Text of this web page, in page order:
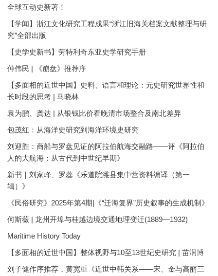
全球互动史新著！
【学闻】浙江文化研究工程成果“浙江旧海关档案文献整理与研
究”全部出版
【史学史新书】劳特利奇东亚史学研究手册
仲伟民 | 《崩盘》推荐序
【多面相的近世中国】史料、语言和理论：元史研究世界性和
长时段的思考 | 马晓林
袁为鹏、龚达 | 从银钱比价看晚清市场整合及南北差异
包茂红：从海洋史研究到海洋环境史研究
刘迎胜：商船与罗盘见证的阿拉伯航海交融路——评《阿拉伯
人的大航海：从古代到中世纪早期》
新书｜刘家峰、罗蕊《乐道院潍县集中营资料编译（第一
辑）》
《民俗研究》2025年第4期|《“迁海复界”历史叙事的生成机制》
何斯薇 | 龙州开埠与桂越边境交通地理变迁(1889—1932)
Maritime History Today
【多面相的近世中国】整体视野与10至13世纪史研究 | 苗润博
刘子健作序推荐，黄宽重《近世中韩关系——宋、金与高丽三